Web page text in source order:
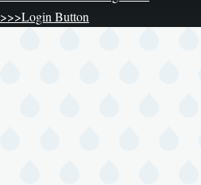
>>>Login Button